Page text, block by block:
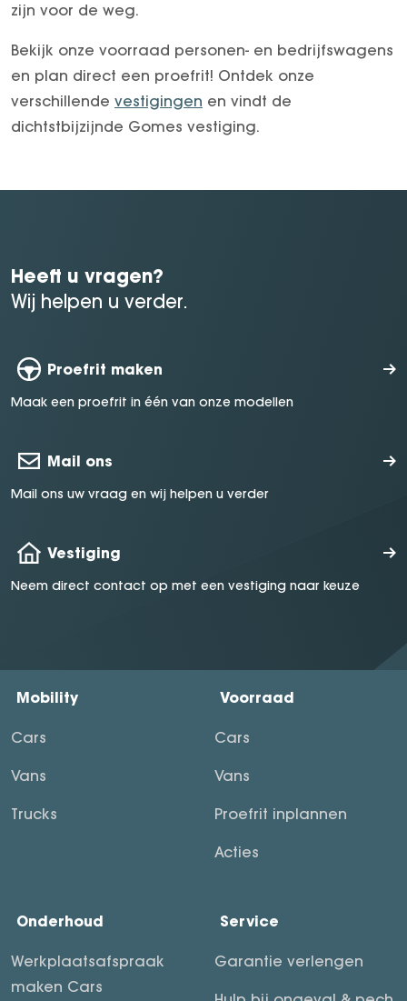
zijn voor de weg.
Bekijk onze voorraad personen- en bedrijfswagens
en plan direct een proefrit! Ontdek onze
verschillende vestigingen en vindt de
dichtstbijzijnde Gomes vestiging.
Heeft u vragen?
Wij helpen u verder.
Proefrit maken
Maak een proefrit in één van onze modellen
Mail ons
Mail ons uw vraag en wij helpen u verder
Vestiging
Neem direct contact op met een vestiging naar keuze
Mobility
Cars
Vans
Trucks
Voorraad
Cars
Vans
Proefrit inplannen
Acties
Onderhoud
Werkplaatsafspraak
maken Cars
Service
Garantie verlengen